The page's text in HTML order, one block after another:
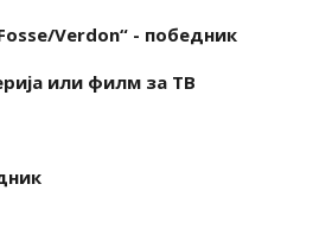
Verdon“ - победник
или филм за ТВ